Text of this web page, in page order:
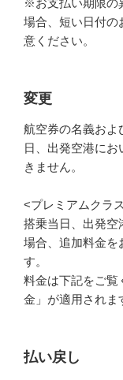
場合、短い日付の
意ください。
変更
航空券の名義およ
日、出発空港に
きません。
<プレミアムクラ
搭乗当日、出発空
場合、追加料金を
す。
料金は下記をご覧
金」が適用されま
払い戻し